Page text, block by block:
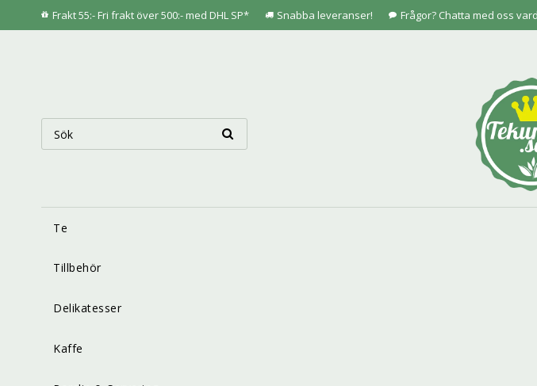
Frakt 55:- Fri frakt över 500:- med DHL SP* Snabba leveranser! Frågor? Chatta med oss
Te
Tillbehör
Delikatesser
Kaffe